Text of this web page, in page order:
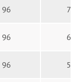
96 72
96 60
96 54